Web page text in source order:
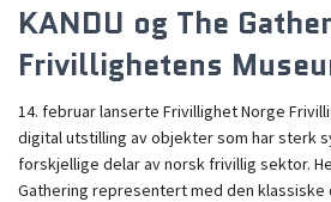
KANDU og The
Frivillighetens
14. februar lanserte Frivillighet Norge
digital utstilling av objekter som har sterk
forskjellige delar av norsk frivillig sektor.
Gathering representert med den klassiske